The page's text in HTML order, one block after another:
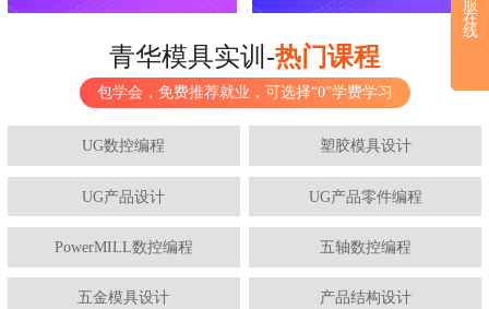
青华模具实训-热门课程
包学会，免费推荐就业，可选择“0”学费学习
UG数控编程 塑胶模具设计
UG产品设计 UG产品零件编程
PowerMILL数控编程 五轴数控编程
五金模具设计 产品结构设计
服
在
线